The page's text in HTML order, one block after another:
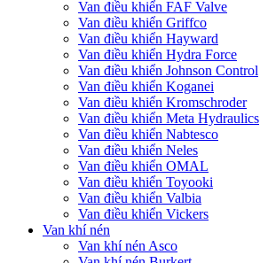
Van điều khiển FAF Valve
Van điều khiển Griffco
Van điều khiển Hayward
Van điều khiển Hydra Force
Van điều khiển Johnson Control
Van điều khiển Koganei
Van điều khiển Kromschroder
Van điều khiển Meta Hydraulics
Van điều khiển Nabtesco
Van điều khiển Neles
Van điều khiển OMAL
Van điều khiển Toyooki
Van điều khiển Valbia
Van điều khiển Vickers
Van khí nén
Van khí nén Asco